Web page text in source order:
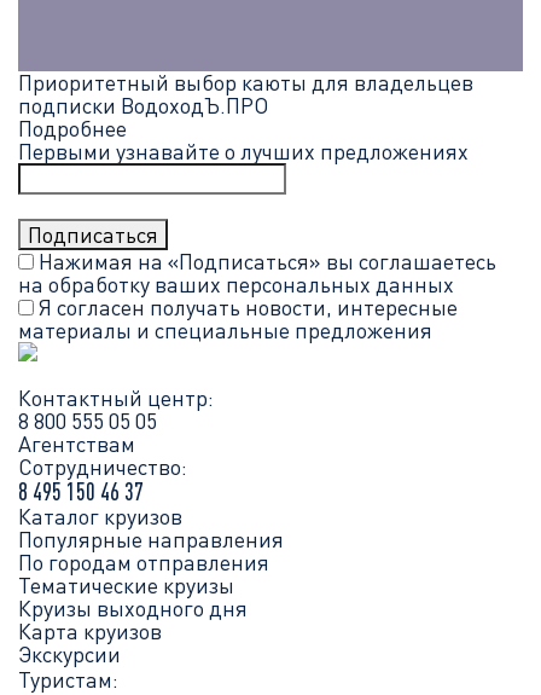
Приоритетный выбор каюты для владельцев
подписки ВодоходЪ.ПРО
Подробнее
Первыми узнавайте о лучших предложениях
Нажимая на «Подписаться» вы соглашаетесь
на обработку ваших персональных данных
Я согласен получать новости, интересные
материалы и специальные предложения
Контактный центр:
8 800 555 05 05
Агентствам
Сотрудничество:
8 495 150 46 37
Каталог круизов
Популярные направления
По городам отправления
Тематические круизы
Круизы выходного дня
Карта круизов
Экскурсии
Туристам: